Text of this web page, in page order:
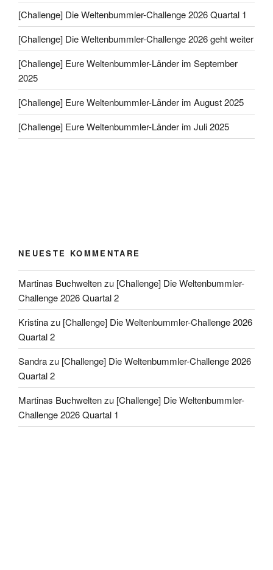
[Challenge] Die Weltenbummler-Challenge 2026 Quartal 1
[Challenge] Die Weltenbummler-Challenge 2026 geht weiter
[Challenge] Eure Weltenbummler-Länder im September
2025
[Challenge] Eure Weltenbummler-Länder im August 2025
[Challenge] Eure Weltenbummler-Länder im Juli 2025
NEUESTE KOMMENTARE
Martinas Buchweltenzu [Challenge] Die Weltenbummler-
Challenge 2026 Quartal 2
Kristinazu [Challenge] Die Weltenbummler-Challenge 2026
Quartal 2
Sandrazu [Challenge] Die Weltenbummler-Challenge 2026
Quartal 2
Martinas Buchweltenzu [Challenge] Die Weltenbummler-
Challenge 2026 Quartal 1